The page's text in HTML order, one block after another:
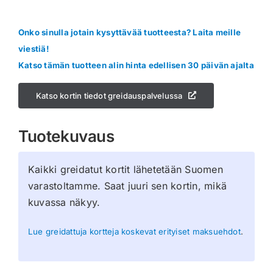
Onko sinulla jotain kysyttävää tuotteesta? Laita meille
viestiä!
Katso tämän tuotteen alin hinta edellisen 30 päivän ajalta
Katso kortin tiedot greidauspalvelussa
Tuotekuvaus
Kaikki greidatut kortit lähetetään Suomen
varastoltamme. Saat juuri sen kortin, mikä
kuvassa näkyy.
Lue greidattuja kortteja koskevat erityiset maksuehdot.